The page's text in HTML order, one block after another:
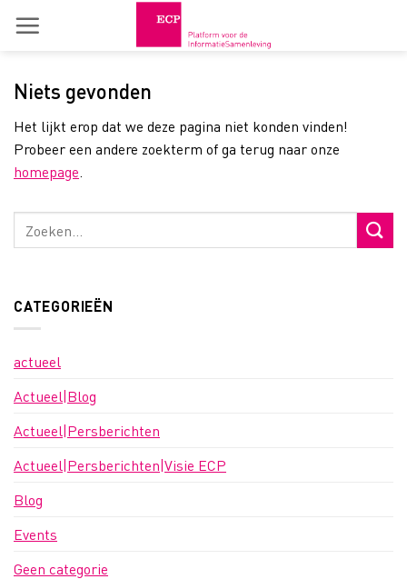
Niets gevonden
Het lijkt erop dat we deze pagina niet konden vinden!
Probeer een andere zoekterm of ga terug naar onze
homepage
CATEGORIEËN
actueel
Actueel|Blog
Actueel|Persberichten
Actueel|Persberichten|Visie ECP
Blog
Events
Geen categorie